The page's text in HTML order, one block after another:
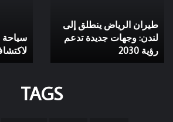
وجهات
جديدة
تدعم
رؤية
طيران الرياض ينطلق إلى
لندن: وجهات جديدة تدعم
رؤية 2030
الجبال
سياحة
TAGS